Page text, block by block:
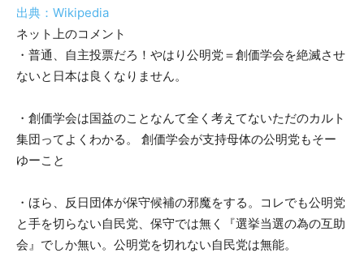
出典：Wikipedia
ネット上のコメント
・普通、自主投票だろ！やはり公明党＝創価学会を絶滅させ
ないと日本は良くなりません。
・創価学会は国益のことなんて全く考えてないただのカルト
集団ってよくわかる。 創価学会が支持母体の公明党もそー
ゆーこと
・ほら、反日団体が保守候補の邪魔をする。コレでも公明党
と手を切らない自民党、保守では無く『選挙当選の為の互助
会』でしか無い。公明党を切れない自民党は無能。